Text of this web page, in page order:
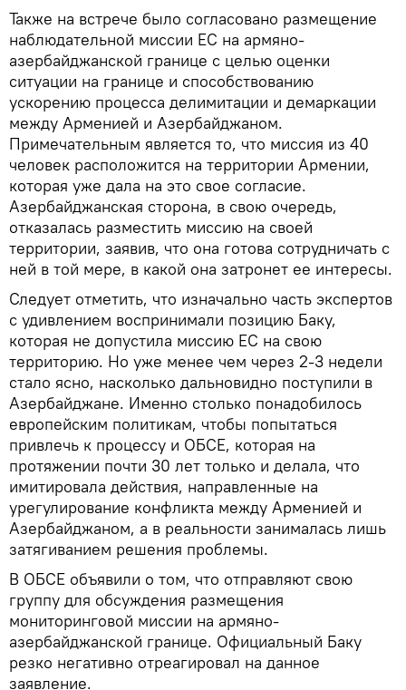
Также на встрече было согласовано размещение
наблюдательной миссии ЕС на армяно-
азербайджанской границе с целью оценки
ситуации на границе и способствованию
ускорению процесса делимитации и демаркации
между Арменией и Азербайджаном.
Примечательным является то, что миссия из 40
человек расположится на территории Армении,
которая уже дала на это свое согласие.
Азербайджанская сторона, в свою очередь,
отказалась разместить миссию на своей
территории, заявив, что она готова сотрудничать с
ней в той мере, в какой она затронет ее интересы.
Следует отметить, что изначально часть экспертов
с удивлением воспринимали позицию Баку,
которая не допустила миссию ЕС на свою
территорию. Но уже менее чем через 2-3 недели
стало ясно, насколько дальновидно поступили в
Азербайджане. Именно столько понадобилось
европейским политикам, чтобы попытаться
привлечь к процессу и ОБСЕ, которая на
протяжении почти 30 лет только и делала, что
имитировала действия, направленные на
урегулирование конфликта между Арменией и
Азербайджаном, а в реальности занималась лишь
затягиванием решения проблемы.
В ОБСЕ объявили о том, что отправляют свою
группу для обсуждения размещения
мониторинговой миссии на армяно-
азербайджанской границе. Официальный Баку
резко негативно отреагировал на данное
заявление.